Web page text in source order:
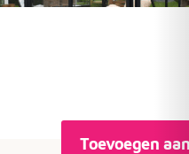
Toevoegen